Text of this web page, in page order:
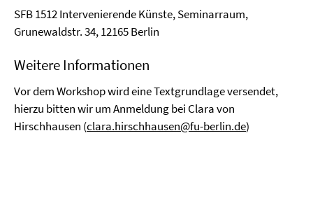
SFB 1512 Intervenierende Künste, Seminarraum,
Grunewaldstr. 34, 12165 Berlin
Weitere Informationen
Vor dem Workshop wird eine Textgrundlage versendet,
hierzu bitten wir um Anmeldung bei Clara von
Hirschhausen (clara.hirschhausen@fu-berlin.de)